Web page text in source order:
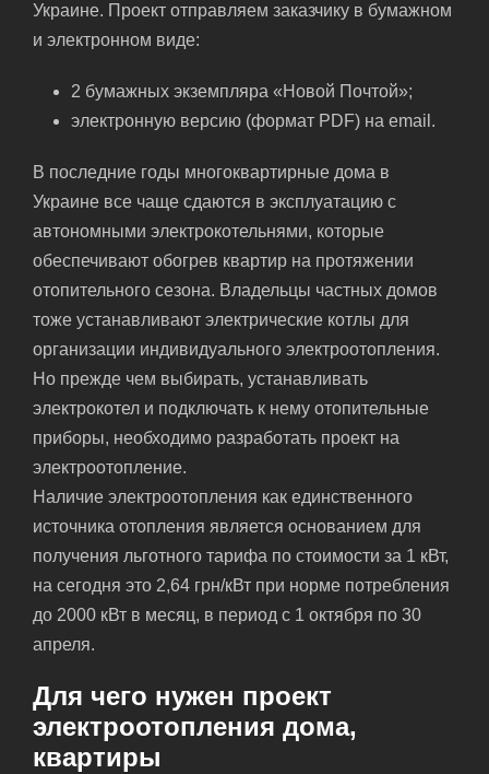
Украине. Проект отправляем заказчику в бумажном
и электронном виде:
2 бумажных экземпляра «Новой Почтой»;
электронную версию (формат PDF) на email.
В последние годы многоквартирные дома в
Украине все чаще сдаются в эксплуатацию с
автономными электрокотельнями, которые
обеспечивают обогрев квартир на протяжении
отопительного сезона. Владельцы частных домов
тоже устанавливают электрические котлы для
организации индивидуального электроотопления.
Но прежде чем выбирать, устанавливать
электрокотел и подключать к нему отопительные
приборы, необходимо разработать проект на
электроотопление.
Наличие электроотопления как единственного
источника отопления является основанием для
получения льготного тарифа по стоимости за 1 кВт,
на сегодня это 2,64 грн/кВт при норме потребления
до 2000 кВт в месяц, в период с 1 октября по 30
апреля.
Для чего нужен проект
электроотопления дома,
квартиры